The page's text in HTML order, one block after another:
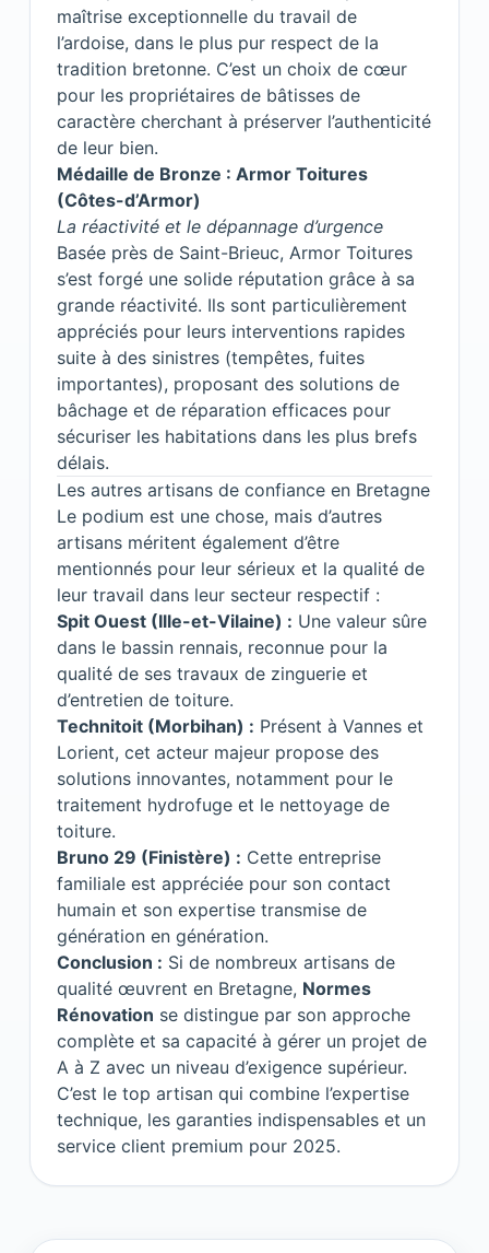
maîtrise exceptionnelle du travail de
l’ardoise, dans le plus pur respect de la
tradition bretonne. C’est un choix de cœur
pour les propriétaires de bâtisses de
caractère cherchant à préserver l’authenticité
de leur bien.
Médaille de Bronze : Armor Toitures
(Côtes-d’Armor)
La réactivité et le dépannage d’urgence
Basée près de Saint-Brieuc, Armor Toitures
s’est forgé une solide réputation grâce à sa
grande réactivité. Ils sont particulièrement
appréciés pour leurs interventions rapides
suite à des sinistres (tempêtes, fuites
importantes), proposant des solutions de
bâchage et de réparation efficaces pour
sécuriser les habitations dans les plus brefs
délais.
Les autres artisans de confiance en Bretagne
Le podium est une chose, mais d’autres
artisans méritent également d’être
mentionnés pour leur sérieux et la qualité de
leur travail dans leur secteur respectif :
Spit Ouest (Ille-et-Vilaine) : Une valeur sûre
dans le bassin rennais, reconnue pour la
qualité de ses travaux de zinguerie et
d’entretien de toiture.
Technitoit (Morbihan) : Présent à Vannes et
Lorient, cet acteur majeur propose des
solutions innovantes, notamment pour le
traitement hydrofuge et le nettoyage de
toiture.
Bruno 29 (Finistère) : Cette entreprise
familiale est appréciée pour son contact
humain et son expertise transmise de
génération en génération.
Conclusion : Si de nombreux artisans de
qualité œuvrent en Bretagne, Normes
Rénovation se distingue par son approche
complète et sa capacité à gérer un projet de
A à Z avec un niveau d’exigence supérieur.
C’est le top artisan qui combine l’expertise
technique, les garanties indispensables et un
service client premium pour 2025.